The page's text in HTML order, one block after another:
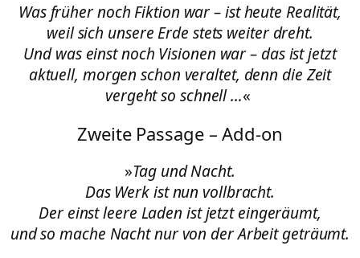
Was früher noch Fiktion war – ist heute Realität,
weil sich unsere Erde stets weiter dreht.
Und was einst noch Visionen war – das ist jetzt
aktuell, morgen schon veraltet, denn die Zeit
vergeht so schnell …«
Zweite Passage – Add-on
»Tag und Nacht.
Das Werk ist nun vollbracht.
Der einst leere Laden ist jetzt eingeräumt,
und so mache Nacht nur von der Arbeit geträumt.